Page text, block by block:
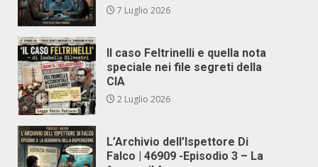
7 Luglio 2026
Il caso Feltrinelli e quella nota
speciale nei file segreti della
CIA
2 Luglio 2026
L’Archivio dell’Ispettore Di
Falco | 46909 -Episodio 3 – La